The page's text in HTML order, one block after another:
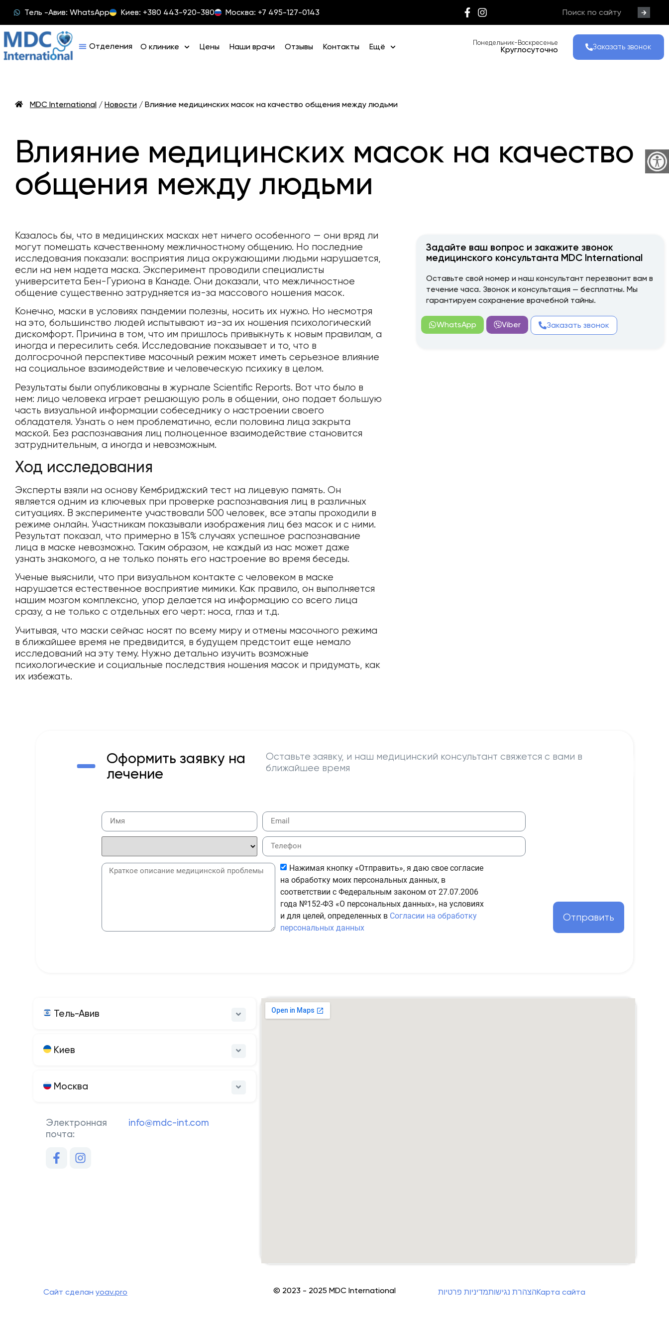
Тель -Авив: WhatsApp Киев: +380 443-920-380 Москва: +7 495-127-0143
О клинике Цены Наши врачи Отзывы Контакты Ещё Понедельник-Воскресенье
Круглосуточно Заказать звонок
MDC International / Новости / Влияние медицинских масок на качество общения между людьми
Влияние медицинских масок на качество
общения между людьми
Казалось бы, что в медицинских масках нет ничего особенного — они вряд ли
могут помешать качественному межличностному общению. Но последние
исследования показали: восприятия лица окружающими людьми нарушается,
если на нем надета маска. Эксперимент проводили специалисты
университета Бен-Гуриона в Канаде. Они доказали, что межличностное
общение существенно затрудняется из-за массового ношения масок.
Конечно, маски в условиях пандемии полезны, носить их нужно. Но несмотря
на это, большинство людей испытывают из-за их ношения психологический
дискомфорт. Причина в том, что им пришлось привыкнуть к новым правилам, а
иногда и пересилить себя. Исследование показывает и то, что в
долгосрочной перспективе масочный режим может иметь серьезное влияние
на социальное взаимодействие и человеческую психику в целом.
Результаты были опубликованы в журнале Scientific Reports. Вот что было в
нем: лицо человека играет решающую роль в общении, оно подает большую
часть визуальной информации собеседнику о настроении своего
обладателя. Узнать о нем проблематично, если половина лица закрыта
маской. Без распознавания лиц полноценное взаимодействие становится
затруднительным, а иногда и невозможным.
Ход исследования
Эксперты взяли на основу Кембриджский тест на лицевую память. Он
является одним из ключевых при проверке распознавания лиц в различных
ситуациях. В эксперименте участвовали 500 человек, все этапы проходили в
режиме онлайн. Участникам показывали изображения лиц без масок и с ними.
Результат показал, что примерно в 15% случаях успешное распознавание
лица в маске невозможно. Таким образом, не каждый из нас может даже
узнать знакомого, а не только понять его настроение во время беседы.
Ученые выяснили, что при визуальном контакте с человеком в маске
нарушается естественное восприятие мимики. Как правило, он выполняется
нашим мозгом комплексно, упор делается на информацию со всего лица
сразу, а не только с отдельных его черт: носа, глаз и т.д.
Учитывая, что маски сейчас носят по всему миру и отмены масочного режима
в ближайшее время не предвидится, в будущем предстоит еще немало
исследований на эту тему. Нужно детально изучить возможные
психологические и социальные последствия ношения масок и придумать, как
их избежать.
Задайте ваш вопрос и закажите звонок
медицинского консультанта MDC International
Оставьте свой номер и наш консультант перезвонит вам в
течение часа. Звонок и консультация — бесплатны. Мы
гарантируем сохранение врачебной тайны.
WhatsApp Viber Заказать звонок
Оформить заявку на
лечение
Оставьте заявку, и наш медицинский консультант свяжется с вами в
ближайшее время
Нажимая кнопку «Отправить», я даю свое согласие
на обработку моих персональных данных, в
соответствии с Федеральным законом от 27.07.2006
года №152-ФЗ «О персональных данных», на условиях
и для целей, определенных в Согласии на обработку
персональных данных
Отправить
Тель-Авив
Киев
Москва
Электронная
почта:
info@mdc-int.com
Сайт сделанyoav.pro © 2023 - 2025 MDC International מדיניות פרטיותהצהרת נגישותКарта сайта